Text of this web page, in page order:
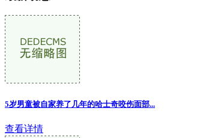
5岁男童被自家养了几年的哈士奇咬伤面部...
查看详情